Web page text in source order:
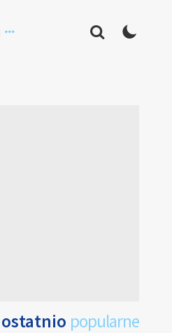
ostatnio popularne